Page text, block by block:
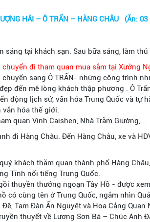
HẢI – Ô TRẤN – HÀNG CHÂU (Ăn: 03
sáng tại khách sạn. Sau bữa sáng, làm
đi tham quan mua sắm tại Xưởng
sang Ô TRẤN- những công trình
đến mê lòng khách thập phương . Ô
động lịch sử, văn hóa Trung Quốc và tự
văn hóa thế giới.
quan Vịnh Caishen, Nhà Trăm Giường,...
đi Hàng Châu. Đến Hàng Châu, xe và
khách thăm quan thành phố Hàng
Tĩnh nổi tiếng Trung Quốc.
thuyền thưởng ngoạn Tây Hồ - được
có cùng tên ở Trung Quốc, ngắm nhìn
Đê, Tam Đàn Ấn Nguyệt và Hoa Cảng
thuyết về Lương Sơn Bá – Chúc Anh